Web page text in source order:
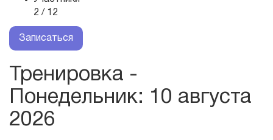
2 / 12
Записаться
Тренировка -
Понедельник: 10 августа
2026